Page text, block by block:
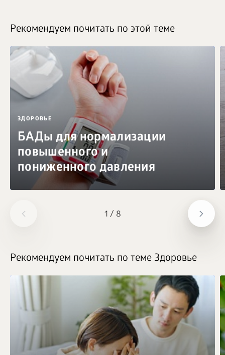
1 / 8
Рекомендуем почитать по этой теме
ЗДОРОВЬЕ
БАДы для нормализации
повышенного и
пониженного давления
Рекомендуем почитать по теме Здоровье